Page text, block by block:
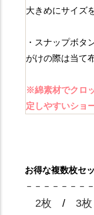
大きめにサイズ
・スナップボタ
がけの際は当て
※綿素材でクロ
定しやすいショ
お得な複数枚セ
－－－－－－－
2枚 / 3枚